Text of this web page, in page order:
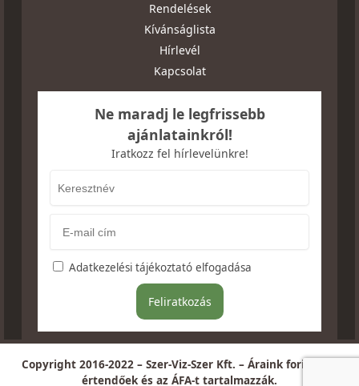
Rendelések
Kívánságlista
Hírlevél
Kapcsolat
Ne maradj le legfrissebb
ajánlatainkról!
Iratkozz fel hírlevelünkre!
Adatkezelési tájékoztató elfogadása
Copyright 2016-2022 – Szer-Viz-Szer Kft. – Áraink forintban
értendőek és az ÁFA-t tartalmazzák.